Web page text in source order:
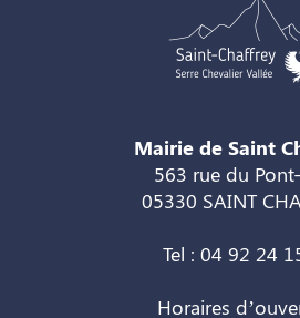
Mairie de Saint
563 rue du
05330 SAINT
Tel : 04 92 24
Horaires